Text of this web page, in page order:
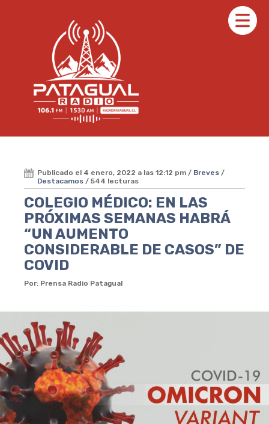
Publicado el 4 enero, 2022 a las 12:12 pm / Breves /
Destacamos / 544 lecturas
COLEGIO MÉDICO: EN LAS
PRÓXIMAS SEMANAS HABRÁ
“UN AUMENTO
CONSIDERABLE DE CASOS” DE
COVID
Por: Prensa Radio Patagual